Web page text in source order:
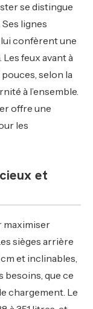
se distingue
lignes
confèrent une
feux avant à
pouces, selon la
à l’ensemble.
offre une
les
et
maximiser
sièges arrière
et inclinables,
besoins, que ce
chargement. Le